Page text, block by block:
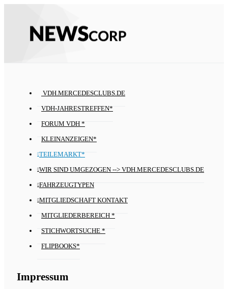
VDH.MERCEDESCLUBS.DE
VDH-JAHRESTREFFEN*
FORUM VDH *
KLEINANZEIGEN*
TEILEMARKT*
WIR SIND UMGEZOGEN --> VDH.MERCEDESCLUBS.DE
FAHRZEUGTYPEN
MITGLIEDSCHAFT KONTAKT
MITGLIEDERBEREICH *
STICHWORTSUCHE *
FLIPBOOKS*
Impressum